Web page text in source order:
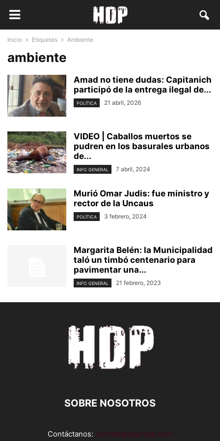
Inicio Etiquetas Ambiente
ambiente
Amad no tiene dudas: Capitanich
participó de la entrega ilegal de...
POLÍTICA 21 abril, 2026
VIDEO | Caballos muertos se
pudren en los basurales urbanos
de...
INFO GENERAL 7 abril, 2024
Murió Omar Judis: fue ministro y
rector de la Uncaus
POLÍTICA 3 febrero, 2024
Margarita Belén: la Municipalidad
taló un timbó centenario para
pavimentar una...
INFO GENERAL 21 febrero, 2023
SOBRE NOSOTROS
Contáctanos: contact@yoursite.com